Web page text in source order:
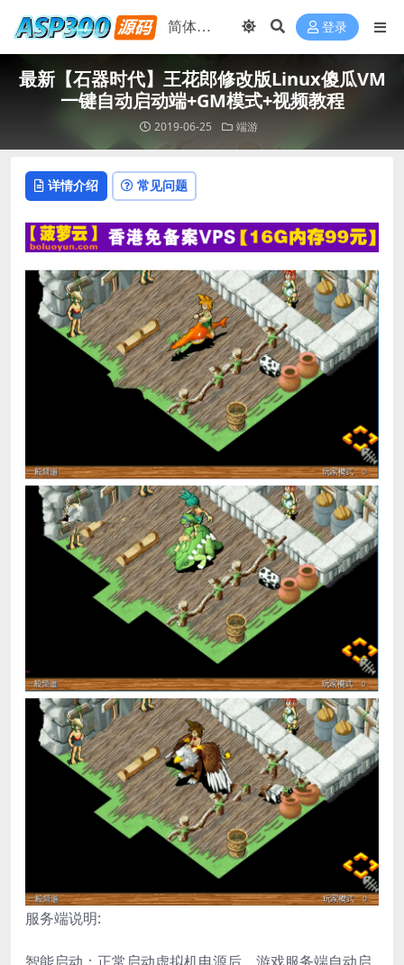
登录
最新【石器时代】王花郎修改版Linux傻瓜VM
一键自动启动端+GM模式+视频教程
2019-06-25 端游
详情介绍 常见问题
服务端说明: